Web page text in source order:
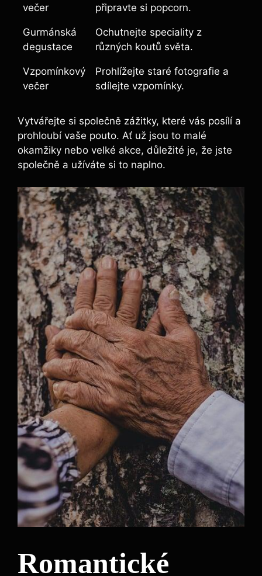
večer
připravte si popcorn.
Gurmánská
degustace
Ochutnejte speciality z
různých koutů světa.
Vzpomínkový
večer
Prohlížejte staré fotografie a
sdílejte vzpomínky.
Vytvářejte si společně zážitky, které vás posílí a
prohloubí vaše pouto. Ať už jsou to malé
okamžiky nebo velké akce, důležité je, že jste
společně a užíváte si to naplno.
Romantické